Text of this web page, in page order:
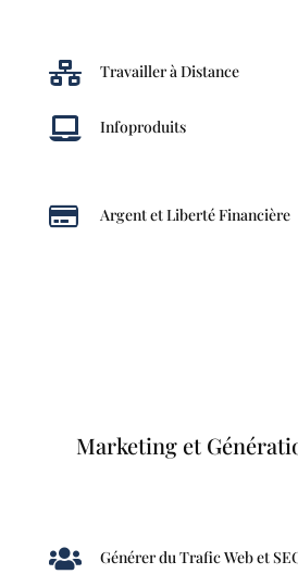
 Travailler à Distance
 Infoproduits
 Argent et Liberté Financière
Marketing et
 Générer du Trafic Web et